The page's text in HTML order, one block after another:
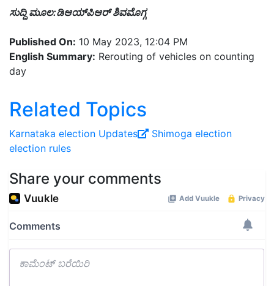
ಸುದ್ದಿ ಮೂಲ:ಡಿಆಯ್‌ಪಿಆರ್‌ ಶಿವಮೊಗ್ಗ
Published On: 10 May 2023, 12:04 PM
English Summary: Rerouting of vehicles on counting
day
Related Topics
Karnataka election Updates
Shimoga election
election rules
Share your comments